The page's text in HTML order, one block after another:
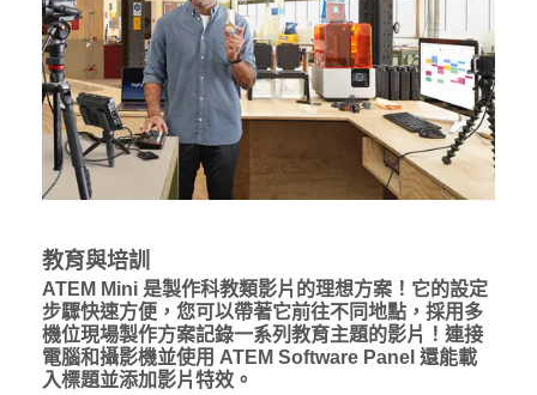
教育與培訓
ATEM Mini 是製作科教類影片的理想方案！它的設定
步驟快速方便，您可以帶著它前往不同地點，採用多
機位現場製作方案記錄一系列教育主題的影片！連接
電腦和攝影機並使用 ATEM Software Panel 還能載
入標題並添加影片特效。